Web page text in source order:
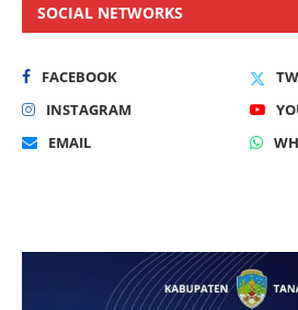
SOCIAL NETWORKS
FACEBOOK
INSTAGRAM
EMAIL